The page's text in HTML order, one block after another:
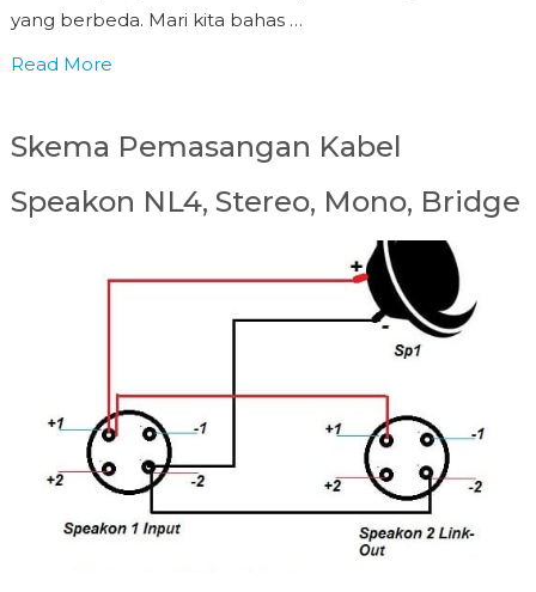
yang berbeda. Mari kita bahas …
Read More
Skema Pemasangan Kabel
Speakon NL4, Stereo, Mono, Bridge